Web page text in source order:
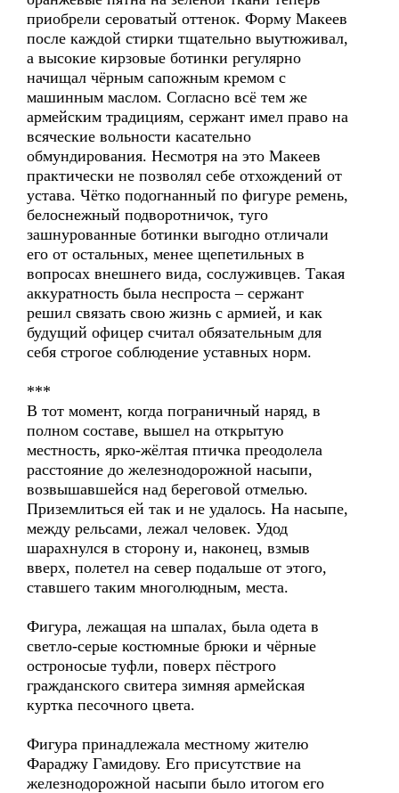
приобрели сероватый оттенок. Форму Макеев
после каждой стирки тщательно выутюживал,
а высокие кирзовые ботинки регулярно
начищал чёрным сапожным кремом с
машинным маслом. Согласно всё тем же
армейским традициям, сержант имел право на
всяческие вольности касательно
обмундирования. Несмотря на это Макеев
практически не позволял себе отхождений от
устава. Чётко подогнанный по фигуре ремень,
белоснежный подворотничок, туго
зашнурованные ботинки выгодно отличали
его от остальных, менее щепетильных в
вопросах внешнего вида, сослуживцев. Такая
аккуратность была неспроста – сержант
решил связать свою жизнь с армией, и как
будущий офицер считал обязательным для
себя строгое соблюдение уставных норм.
***
В тот момент, когда пограничный наряд, в
полном составе, вышел на открытую
местность, ярко-жёлтая птичка преодолела
расстояние до железнодорожной насыпи,
возвышавшейся над береговой отмелью.
Приземлиться ей так и не удалось. На насыпе,
между рельсами, лежал человек. Удод
шарахнулся в сторону и, наконец, взмыв
вверх, полетел на север подальше от этого,
ставшего таким многолюдным, места.
Фигура, лежащая на шпалах, была одета в
светло-серые костюмные брюки и чёрные
остроносые туфли, поверх пёстрого
гражданского свитера зимняя армейская
куртка песочного цвета.
Фигура принадлежала местному жителю
Фараджу Гамидову. Его присутствие на
железнодорожной насыпи было итогом его